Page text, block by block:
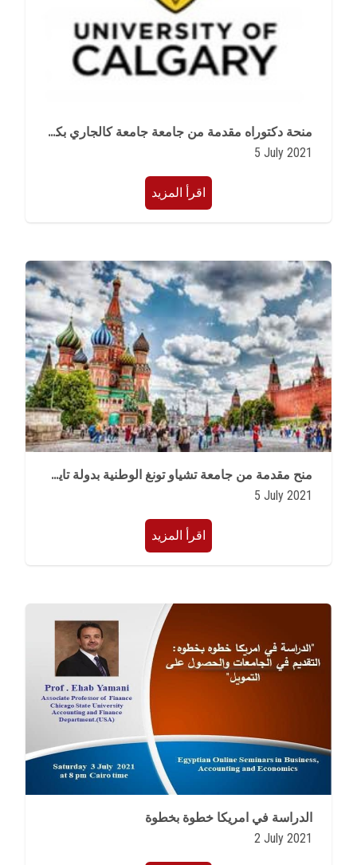
منحة دكتوراه مقدمة من جامعة جامعة كالجاري بكندا للعام الدراسى 2021/2022
5 July 2021
اقرأ المزيد
منح مقدمة من جامعة تشياو تونغ الوطنية بدولة تايوان للعام الدراسى 2021/2022
5 July 2021
اقرأ المزيد
الدراسة في امريكا خطوة بخطوة
2 July 2021